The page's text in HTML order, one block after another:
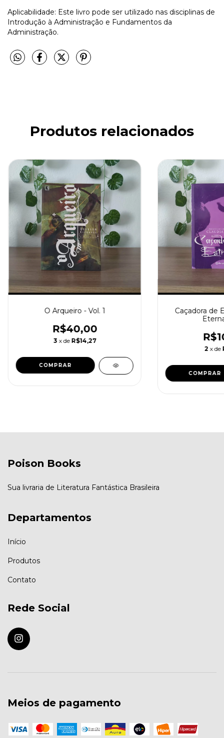
Aplicabilidade: Este livro pode ser utilizado nas disciplinas de
Introdução à Administração e Fundamentos da
Administração.
Produtos relacionados
O Arqueiro - Vol. 1
R$40,00
3 x de R$14,27
Caçadora de
2 x de
Poison Books
Sua livraria de Literatura Fantástica Brasileira
Departamentos
Início
Produtos
Contato
Rede Social
Meios de pagamento